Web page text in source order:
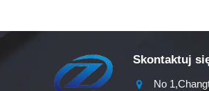
Skontaktuj
No